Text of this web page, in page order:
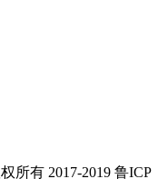
所有 2017-2019 鲁ICP